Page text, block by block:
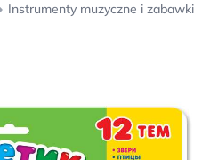
Instrumenty muzyczne i zabawki